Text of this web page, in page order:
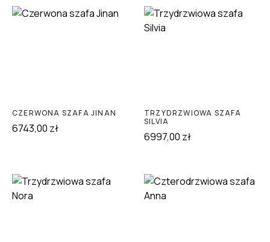
CZERWONA SZAFA JINAN
6743,00 zł
TRZYDRZWIOWA SZAFA
SILVIA
6997,00 zł